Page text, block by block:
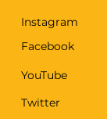
Instagram
Facebook
YouTube
Twitter